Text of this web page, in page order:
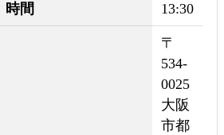
時間 13:30
〒
534-
0025
大阪
市都